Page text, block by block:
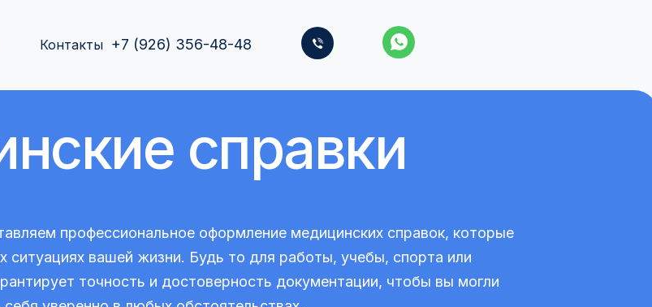
+7 (926) 356-48-48
Контакты
профессиональное оформление медицинских справок, которые
ситуациях вашей жизни. Будь то для работы, учебы, спорта или
точность и достоверность документации, чтобы вы могли
справки